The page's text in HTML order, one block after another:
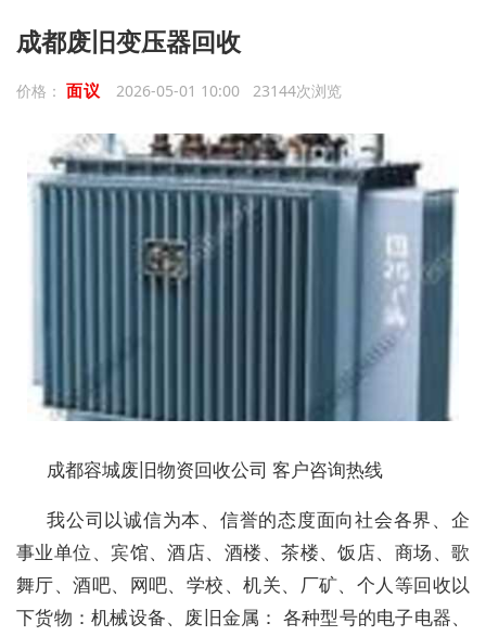
成都废旧变压器回收
价格： 面议 2026-05-01 10:00 23144次浏览
成都容城废旧物资回收公司 客户咨询热线
我公司以诚信为本、信誉的态度面向社会各界、企
事业单位、宾馆、酒店、酒楼、茶楼、饭店、商场、歌
舞厅、酒吧、网吧、学校、机关、厂矿、个人等回收以
下货物：机械设备、废旧金属： 各种型号的电子电器、